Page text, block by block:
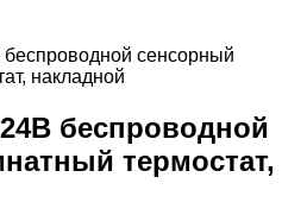
сенсорный
накладной
беспроводной
термостат,